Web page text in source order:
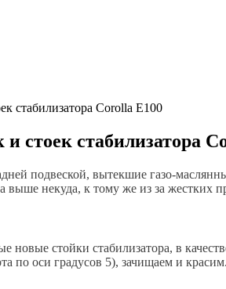
стабилизатора Corolla E100
и стоек стабилизатора
подвеской, вытекшие газо-
выше некуда, к тому же из за жестких
новые стойки стабилизатора, в
по оси градусов 5), зачищаем и